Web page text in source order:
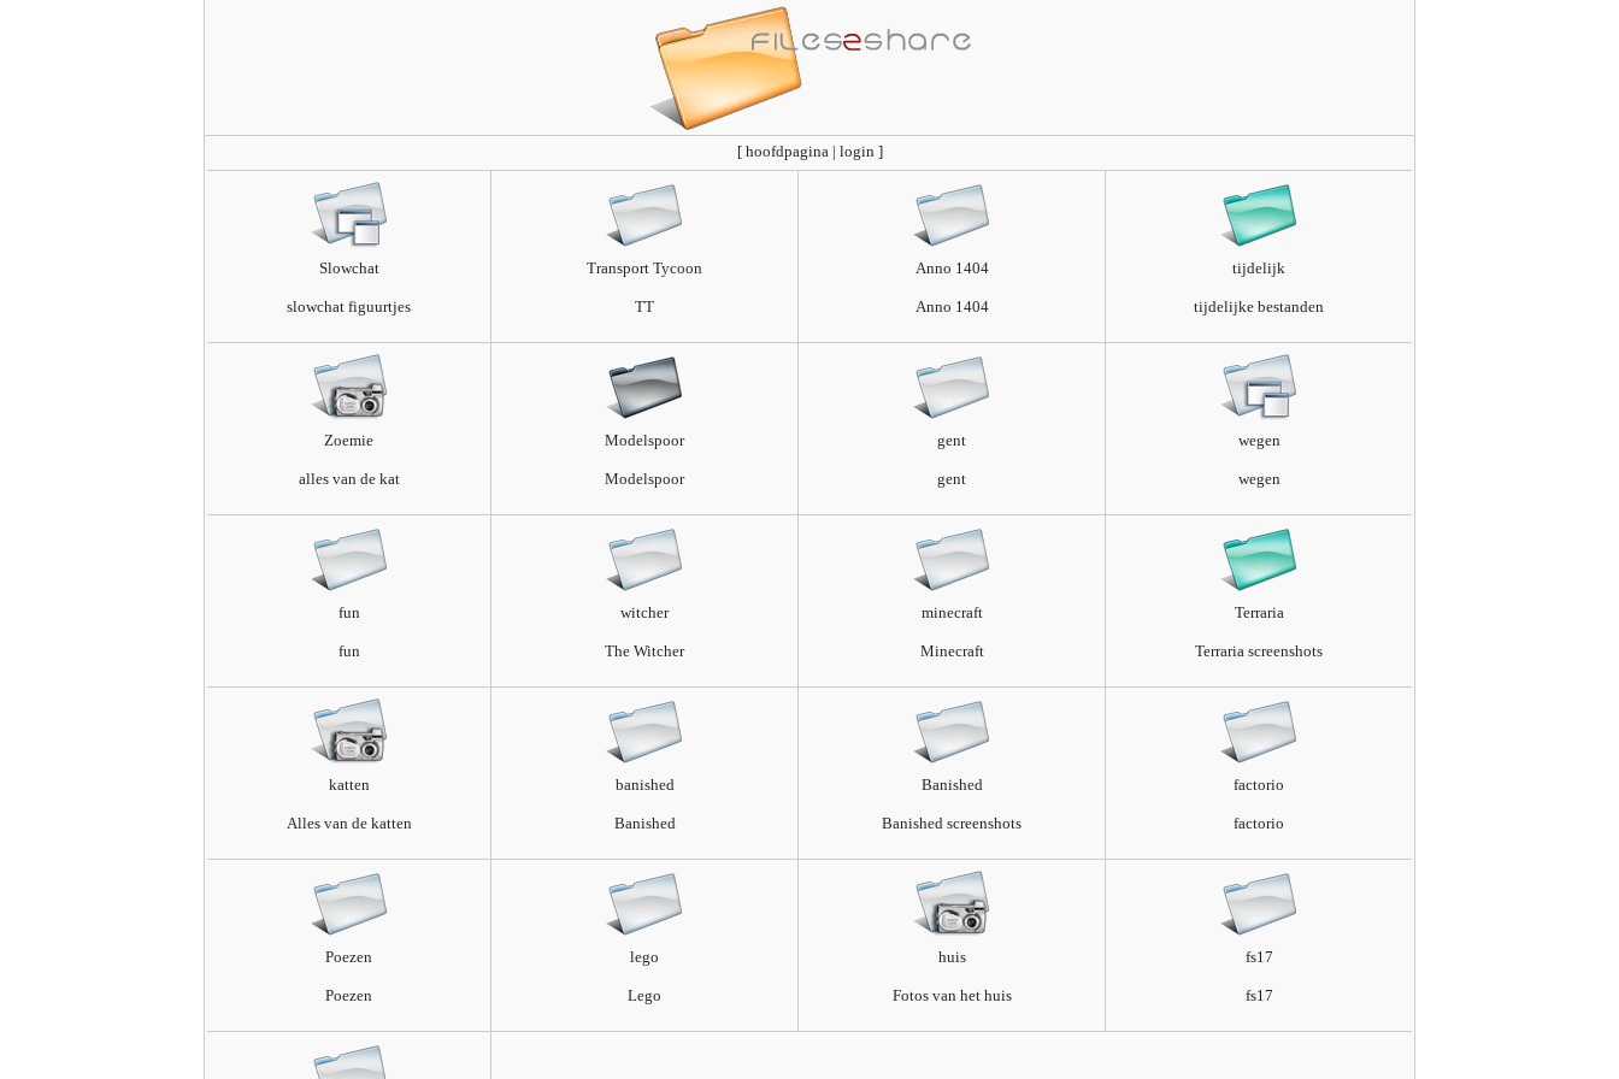
[ hoofdpagina| login]
Slowchat
slowchat figuurtjes
Transport Tycoon
TT
Anno 1404
Anno 1404
tijdelijk
tijdelijke bestanden
Zoemie
alles van de kat
Modelspoor
Modelspoor
gent
gent
wegen
wegen
fun
fun
witcher
The Witcher
minecraft
Minecraft
Terraria
Terraria screenshots
katten
Alles van de katten
banished
Banished
Banished
Banished screenshots
factorio
factorio
Poezen
Poezen
lego
Lego
huis
Fotos van het huis
fs17
fs17